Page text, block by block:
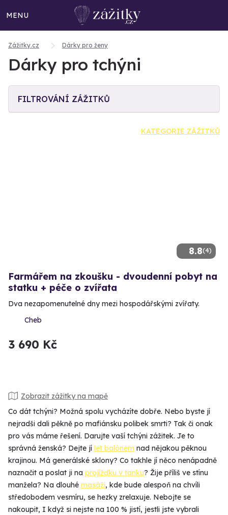
MENU
Zážitky.cz Dárky pro ženy
Dárky pro tchýni
FILTROVÁNÍ ZÁŽITKŮ
KATEGORIE ZÁŽITKŮ
8.8(4)
Farmářem na zkoušku - dvoudenní pobyt na
statku + péče o zvířata
Dva nezapomenutelné dny mezi hospodářskými zvířaty.
Cheb
3 690 Kč
Zobrazit zážitky na mapě
Co dát tchýni? Možná spolu vycházíte dobře. Nebo byste jí
nejradši dali pěkně po mafiánsku polibek smrti? Tak či onak
pro vás máme řešení. Darujte vaší tchýni zážitek. Je to
správná ženská? Dejte jí let balónem nad nějakou pěknou
krajinou. Má generálské sklony? Co takhle jí něco nenápadně
naznačit a poslat ji na projížďku v tanku? Žije příliš ve stínu
manžela? Na dlouhé masáži, kde bude alespoň na chvíli
středobodem vesmíru, se hezky zrelaxuje. Nebojte se
nakoupit, I když si nejste na 100 % jistí, jestli jste vybrali